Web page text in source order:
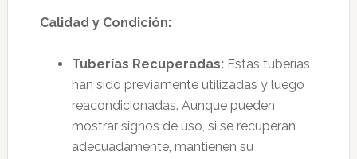
Calidad y Condición:
Tuberías Recuperadas:Estas tuberías
han sido previamente utilizadas y luego
reacondicionadas. Aunque pueden
mostrar signos de uso, si se recuperan
adecuadamente, mantienen su